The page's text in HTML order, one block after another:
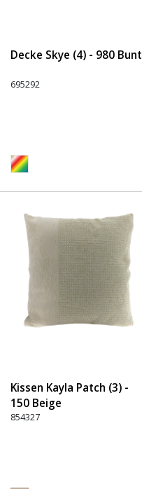
Decke Skye (4) - 980 Bunt
695292
Kissen Kayla Patch (3) -
150 Beige
854327